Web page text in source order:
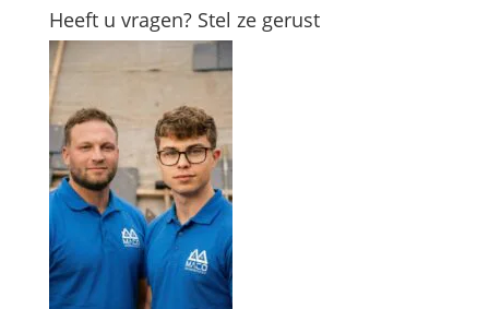
Heeft u vragen? Stel ze gerust